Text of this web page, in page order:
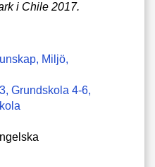
i Chile 2017.
Miljö
Grundskola 4-6